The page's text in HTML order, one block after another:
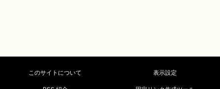
このサイトについて 表示設定